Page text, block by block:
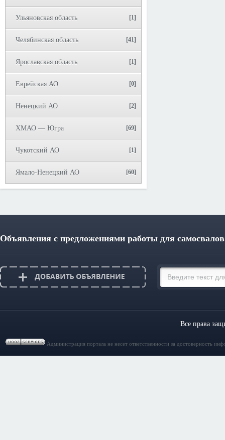
Ульяновская область [1]
Челябинская область [41]
Ярославская область [1]
Еврейская АО [0]
Ненецкий АО [2]
ХМАО — Югра [69]
Чукотский АО [1]
Ямало-Ненецкий АО [60]
Объявления с предложениями работы для
Все права
Администрация портала не несет ответственности за достоверность